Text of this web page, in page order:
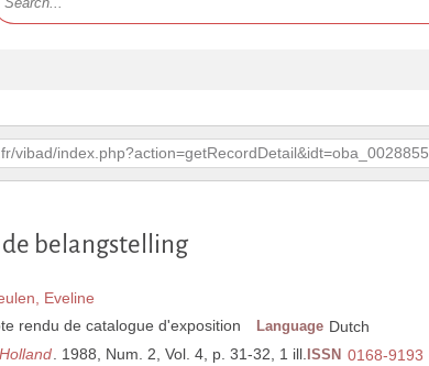
vibad/index.php?action=getRecordDetail&idt=oba_0028855
belangstelling
Eveline
rendu de catalogue d'exposition Language Dutch
. 1988, Num. 2, Vol. 4, p. 31-32, 1 ill. ISSN 0168-9193